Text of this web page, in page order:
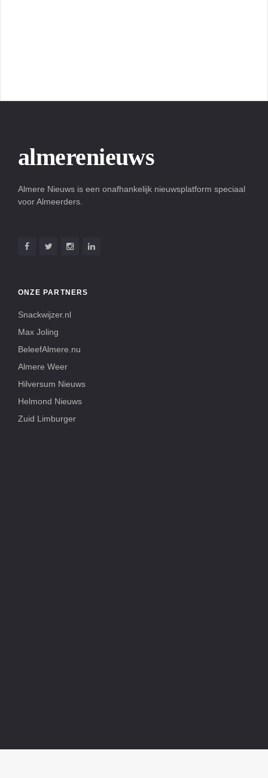
almerenieuws
Almere Nieuws is een onafhankelijk nieuwsplatform speciaal
voor Almeerders.
ONZE PARTNERS
Snackwijzer.nl
Max Joling
BeleefAlmere.nu
Almere Weer
Hilversum Nieuws
Helmond Nieuws
Zuid Limburger